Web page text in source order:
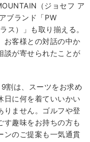
（ジョセフ ア
ブランド「PW
ス）」も取り揃える。
お客様との対話の中か
談が寄せられたことが
割は、スーツをお求め
日に何を着ていいかい
りません。ゴルフや登
す趣味をお持ちの方も
ンのご提案も一気通貫